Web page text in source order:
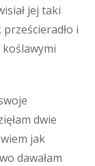
jej taki
i
dwie
jak
dawałam